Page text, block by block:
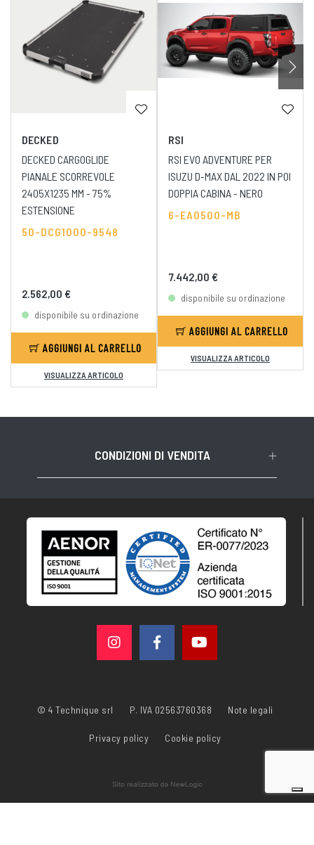
DECKED
DECKED CARGOGLIDE
PIANALE SCORREVOLE
2405X1235 MM - 75%
ESTENSIONE
50-DCG1000-9548
2.562,00 €
disponibile su ordinazione
AGGIUNGI AL CARRELLO
VISUALIZZA ARTICOLO
RSI
RSI EVO ADVENTURE PER
ISUZU D-MAX DAL 2022 IN POI
DOPPIA CABINA - NERO
6-EA0500-MB
7.442,00 €
disponibile su ordinazione
AGGIUNGI AL CARRELLO
VISUALIZZA ARTICOLO
CONDIZIONI DI VENDITA
© 4 Technique srl P. IVA 02563760368 Note legali
Privacy policy Cookie policy